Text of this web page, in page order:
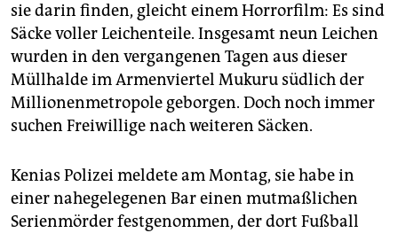
sie darin finden, gleicht einem Horrorfilm: Es sind
Säcke voller Leichenteile. Insgesamt neun Leichen
wurden in den vergangenen Tagen aus dieser
Müllhalde im Armenviertel Mukuru südlich der
Millionenmetropole geborgen. Doch noch immer
suchen Freiwillige nach weiteren Säcken.
Kenias Polizei meldete am Montag, sie habe in
einer nahegelegenen Bar einen mutmaßlichen
Serienmörder festgenommen, der dort Fußball